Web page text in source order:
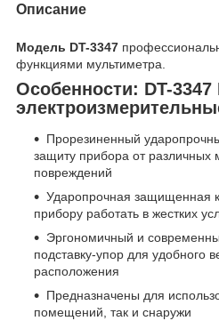
Описание
Модель DT-3347
функциями мультиметра.
Особенности: DT-
Прорезиненный
защиту прибора от различных
повреждений
Ударопрочная защищенная
прибору работать в жестких
Эргономичный и
подставку-упор для удобного
расположения
Предназначены для
помещений, так и снаружи